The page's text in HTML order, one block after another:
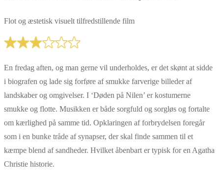
Flot og æstetisk visuelt tilfredstillende film
En fredag aften, og man gerne vil underholdes, er det skønt at sidde
i biografen og lade sig forføre af smukke farverige billeder af
landskaber og omgivelser. I ‘Døden på Nilen’ er kostumerne
smukke og flotte. Musikken er både sorgfuld og sorgløs og fortalte
om kærlighed på samme tid. Opklaringen af forbrydelsen foregår
som i en bunke tråde af synapser, der skal finde sammen til et
kæmpe blend af sandheder. Hvilket åbenbart er typisk for en Agatha
Christie historie.